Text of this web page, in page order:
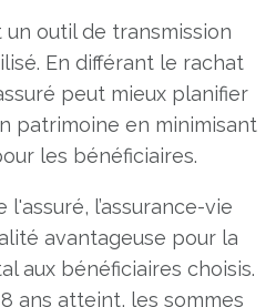
un outil de transmission
En différant le rachat
peut mieux planifier
patrimoine en minimisant
les bénéficiaires.
l'assuré, l’assurance-vie
avantageuse pour la
aux bénéficiaires choisis.
ans atteint, les sommes